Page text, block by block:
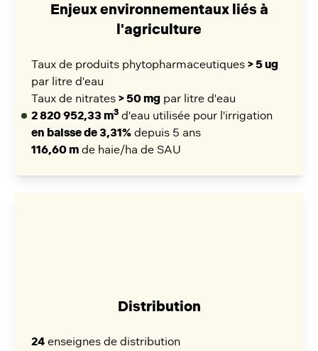
Enjeux environnementaux liés à
l'agriculture
Taux de produits phytopharmaceutiques > 5 ug
par litre d'eau
Taux de nitrates > 50 mg par litre d'eau
2 820 952,33 m3 d'eau utilisée pour l'irrigation
en baisse de 3,31% depuis 5 ans
116,60 m de haie/ha de SAU
Distribution
24 enseignes de distribution